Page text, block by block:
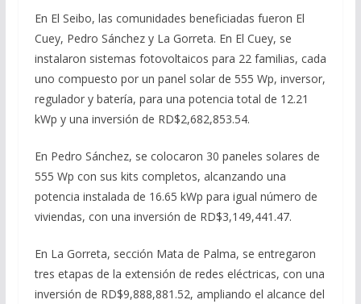
En El Seibo, las comunidades beneficiadas fueron El
Cuey, Pedro Sánchez y La Gorreta. En El Cuey, se
instalaron sistemas fotovoltaicos para 22 familias, cada
uno compuesto por un panel solar de 555 Wp, inversor,
regulador y batería, para una potencia total de 12.21
kWp y una inversión de RD$2,682,853.54.
En Pedro Sánchez, se colocaron 30 paneles solares de
555 Wp con sus kits completos, alcanzando una
potencia instalada de 16.65 kWp para igual número de
viviendas, con una inversión de RD$3,149,441.47.
En La Gorreta, sección Mata de Palma, se entregaron
tres etapas de la extensión de redes eléctricas, con una
inversión de RD$9,888,881.52, ampliando el alcance del